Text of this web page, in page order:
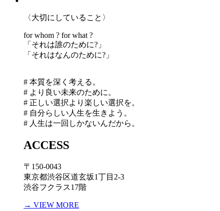
〈大切にしていること〉
for whom ? for what ?
「 それは誰のために?」
「 それはなんのために?」
# 本質を深く考える。
# より良い未来のために。
# 正しい選択より楽しい選択を。
# 自分らしい人生を生きよう。
# 人生は一回しかないんだから。
ACCESS
〒150-0043
東京都渋谷区道玄坂1丁目2-3
渋谷フクラス17階
→ VIEW MORE